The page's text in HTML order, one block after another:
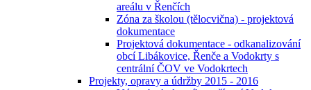
areálu v Řenčích
Zóna za školou (tělocvična) - projektová
dokumentace
Projektová dokumentace - odkanalizování
obcí Libákovice, Řenče a Vodokrty s
centrální ČOV ve Vodokrtech
Projekty, opravy a údržby 2015 - 2016